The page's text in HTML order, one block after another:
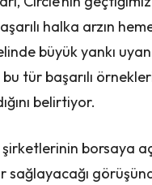
halka arzın
büyük yankı
tür başarılı
belirtiyor.
borsaya
sağlayacağı